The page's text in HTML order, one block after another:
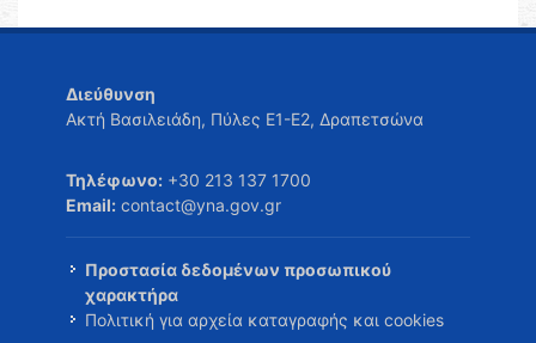
Διεύθυνση
Ακτή Βασιλειάδη, Πύλες Ε1-Ε2, Δραπετσώνα
Τηλέφωνο: +30 213 137 1700
Email: contact@yna.gov.gr
Προστασία δεδομένων προσωπικού
χαρακτήρα
Πολιτική για αρχεία καταγραφής και cookies